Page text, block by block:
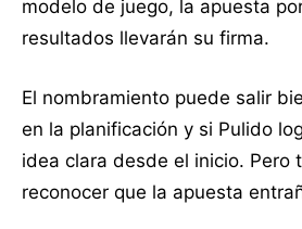
modelo de juego, la apuesta
resultados llevarán su firma.
El nombramiento puede salir
en la planificación y si Pulido
idea clara desde el inicio. Pero
reconocer que la apuesta